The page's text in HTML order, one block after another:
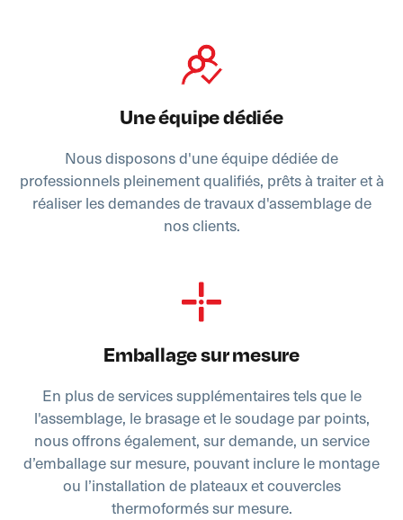
Une équipe dédiée
Nous disposons d'une équipe dédiée de
professionnels pleinement qualifiés, prêts à traiter et à
réaliser les demandes de travaux d'assemblage de
nos clients.
Emballage sur mesure
En plus de services supplémentaires tels que le
l'assemblage, le brasage et le soudage par points,
nous offrons également, sur demande, un service
d’emballage sur mesure, pouvant inclure le montage
ou l’installation de plateaux et couvercles
thermoformés sur mesure.